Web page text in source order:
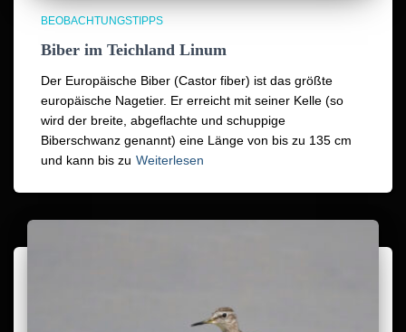
BEOBACHTUNGSTIPPS
Biber im Teichland Linum
Der Europäische Biber (Castor fiber) ist das größte
europäische Nagetier. Er erreicht mit seiner Kelle (so
wird der breite, abgeflachte und schuppige
Biberschwanz genannt) eine Länge von bis zu 135 cm
und kann bis zu Weiterlesen